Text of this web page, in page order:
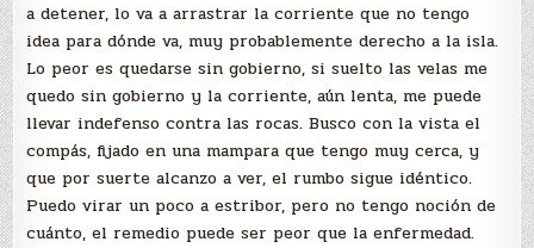
a detener, lo va a arrastrar la corriente que no tengo
idea para dónde va, muy probablemente derecho a la isla.
Lo peor es quedarse sin gobierno, si suelto las velas me
quedo sin gobierno y la corriente, aún lenta, me puede
llevar indefenso contra las rocas. Busco con la vista el
compás, fijado en una mampara que tengo muy cerca, y
que por suerte alcanzo a ver, el rumbo sigue idéntico.
Puedo virar un poco a estribor, pero no tengo noción de
cuánto, el remedio puede ser peor que la enfermedad.